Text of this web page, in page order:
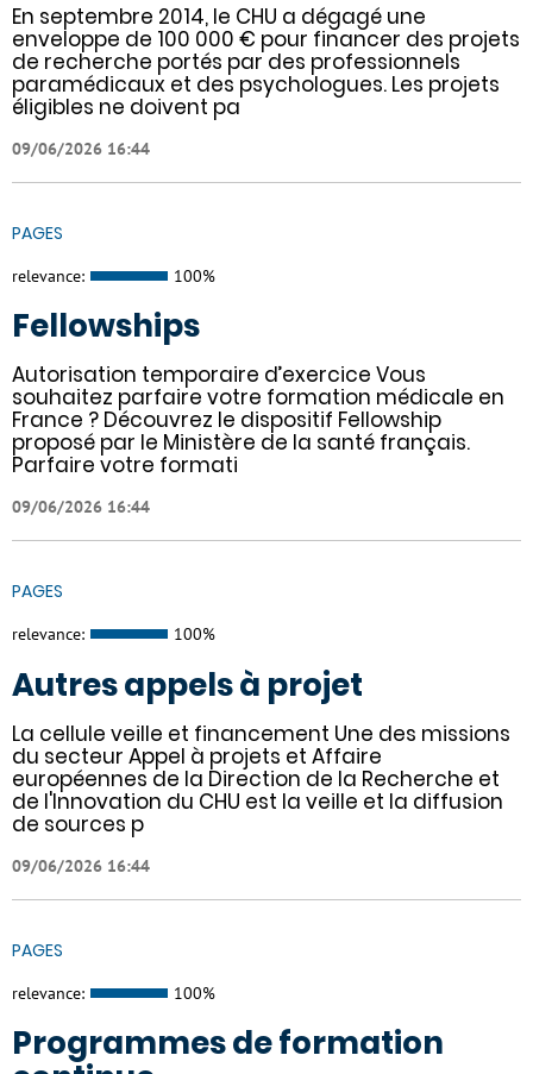
En septembre 2014, le CHU a dégagé une
enveloppe de 100 000 € pour financer des projets
de recherche portés par des professionnels
paramédicaux et des psychologues. Les projets
éligibles ne doivent pa
09/06/2026 16:44
PAGES
relevance: 100%
Fellowships
Autorisation temporaire d’exercice Vous
souhaitez parfaire votre formation médicale en
France ? Découvrez le dispositif Fellowship
proposé par le Ministère de la santé français.
Parfaire votre formati
09/06/2026 16:44
PAGES
relevance: 100%
Autres appels à projet
La cellule veille et financement Une des missions
du secteur Appel à projets et Affaire
européennes de la Direction de la Recherche et
de l'Innovation du CHU est la veille et la diffusion
de sources p
09/06/2026 16:44
PAGES
relevance: 100%
Programmes de formation